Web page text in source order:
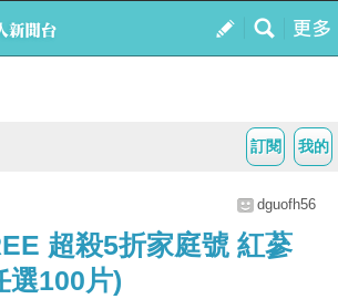
我的
訂閱
dguofh56
超殺5折家庭號 紅蔘
選100片)